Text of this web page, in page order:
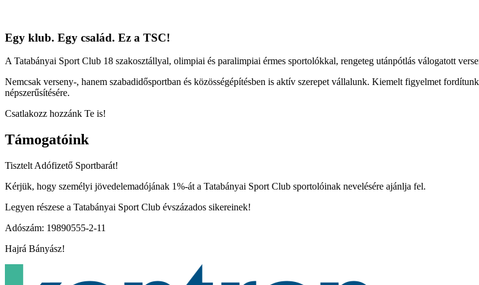
Egy klub. Egy család. Ez a TSC!
A Tatabányai Sport Club 18 szakosztállyal, olimpiai és paralimpiai érmes sportolókkal, rengeteg utánpótlás válogatott
Nemcsak verseny-, hanem szabadidősportban és közösségépítésben is aktív szerepet vállalunk. Kiemelt figyelmet
népszerűsítésére.
Csatlakozz hozzánk Te is!
Támogatóink
Tisztelt Adófizető Sportbarát!
Kérjük, hogy személyi jövedelemadójának 1%-át a Tatabányai Sport Club sportolóinak nevelésére ajánlja fel.
Legyen részese a Tatabányai Sport Club évszázados sikereinek!
Adószám: 19890555-2-11
Hajrá Bányász!